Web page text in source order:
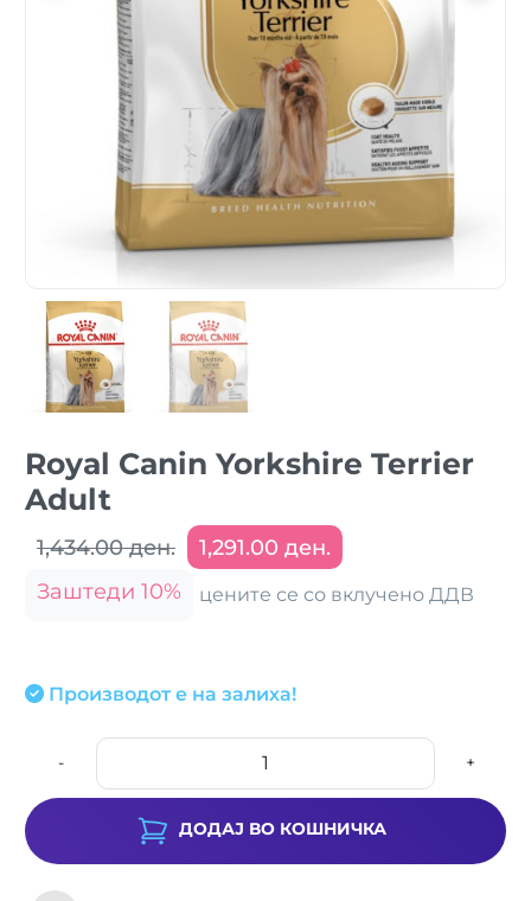
Royal Canin Yorkshire Terrier
Adult
1,434.00 ден.
1,291.00 ден.
Заштеди 10%
цените се со вклучено ДДВ
Производот е на залиха!
- +
ДОДАЈ ВО КОШНИЧКА